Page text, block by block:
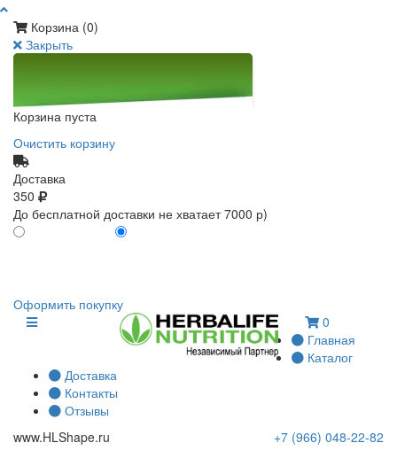
Корзина (0)
Закрыть
Корзина пуста
Очистить корзину
Доставка
350
До бесплатной доставки не хватает 7000 р)
Оформить покупку
0
Главная
Каталог
Доставка
Контакты
Отзывы
www.HLShape.ru +7 (966) 048-22-82